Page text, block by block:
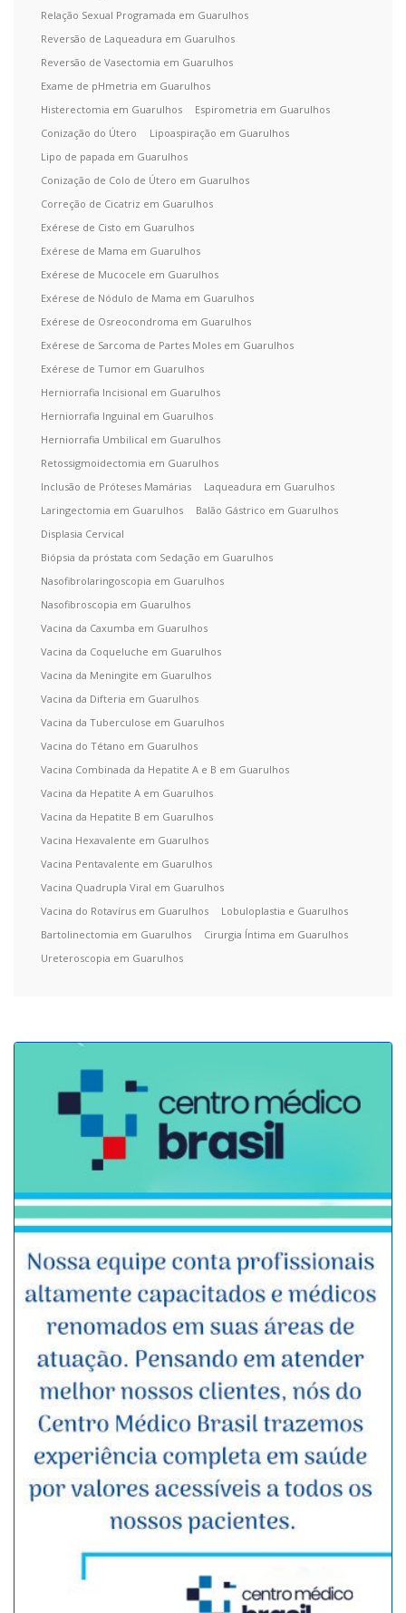
Relação Sexual Programada em Guarulhos
Reversão de Laqueadura em Guarulhos
Reversão de Vasectomia em Guarulhos
Exame de pHmetria em Guarulhos
Histerectomia em Guarulhos
Espirometria em Guarulhos
Conização do Útero
Lipoaspiração em Guarulhos
Lipo de papada em Guarulhos
Conização de Colo de Útero em Guarulhos
Correção de Cicatriz em Guarulhos
Exérese de Cisto em Guarulhos
Exérese de Mama em Guarulhos
Exérese de Mucocele em Guarulhos
Exérese de Nódulo de Mama em Guarulhos
Exérese de Osreocondroma em Guarulhos
Exérese de Sarcoma de Partes Moles em Guarulhos
Exérese de Tumor em Guarulhos
Herniorrafia Incisional em Guarulhos
Herniorrafia Inguinal em Guarulhos
Herniorrafia Umbilical em Guarulhos
Retossigmoidectomia em Guarulhos
Inclusão de Próteses Mamárias
Laqueadura em Guarulhos
Laringectomia em Guarulhos
Balão Gástrico em Guarulhos
Displasia Cervical
Biópsia da próstata com Sedação em Guarulhos
Nasofibrolaringoscopia em Guarulhos
Nasofibroscopia em Guarulhos
Vacina da Caxumba em Guarulhos
Vacina da Coqueluche em Guarulhos
Vacina da Meningite em Guarulhos
Vacina da Difteria em Guarulhos
Vacina da Tuberculose em Guarulhos
Vacina do Tétano em Guarulhos
Vacina Combinada da Hepatite A e B em Guarulhos
Vacina da Hepatite A em Guarulhos
Vacina da Hepatite B em Guarulhos
Vacina Hexavalente em Guarulhos
Vacina Pentavalente em Guarulhos
Vacina Quadrupla Viral em Guarulhos
Vacina do Rotavírus em Guarulhos
Lobuloplastia e Guarulhos
Bartolinectomia em Guarulhos
Cirurgia Íntima em Guarulhos
Ureteroscopia em Guarulhos